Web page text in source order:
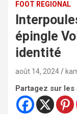
FOOT REGIONAL
épingle
identité
août 14, 2024
Partagez sur